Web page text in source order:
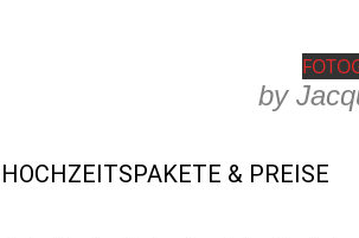
by
HOCHZEITSPAKETE & PREISE